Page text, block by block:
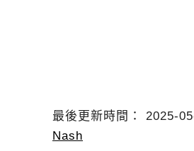
最後更新時間： 2025-
Nash